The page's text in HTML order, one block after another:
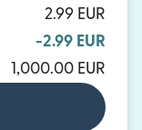
2.99 EUR
-2.99 EUR
1,000.00 EUR